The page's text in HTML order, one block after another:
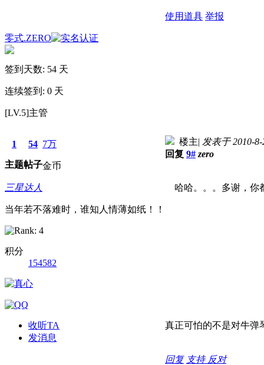
使用道具 举报
零式.ZERO
签到天数: 54 天
连续签到: 0 天
[LV.5]主管
1
主题
54
帖子
7万
金币
三星达人
当年若不落难时，谁知人情薄如纸！！
积分
154582
收听TA
发消息
楼主| 发表于 2010-8-
回复 9# zero
哈哈。。。多谢，你
真正可怕的不是对牛弹
回复 支持 反对